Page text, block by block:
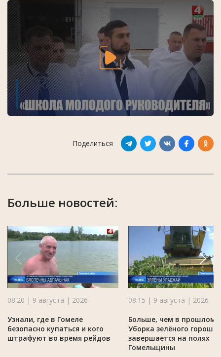
Поделиться
Больше новостей:
08:20 | 9 августа | 2026
Узнали, где в Гомеле
безопасно купаться и кого
штрафуют во время рейдов
08:15 | 9 августа | 2026
Больше, чем в прошлом
Уборка зелёного горошка
завершается на полях
Гомельщины